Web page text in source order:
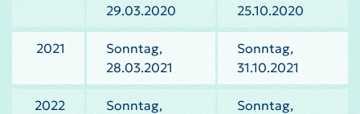
29.03.2020
25.10.2020
2021
Sonntag,
28.03.2021
Sonntag,
31.10.2021
2022
Sonntag,
Sonntag,